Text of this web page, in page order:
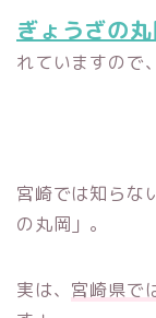
ぎょうざの
れていますので
宮崎では知らな
の丸岡」。
実は、 宮崎県で